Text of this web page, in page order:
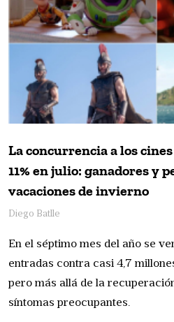
La concurrencia a los
11% en julio: ganadores y
vacaciones de invierno
Diego Batlle
En el séptimo mes del año se
entradas contra casi 4,7
pero más allá de la
síntomas preocupantes.